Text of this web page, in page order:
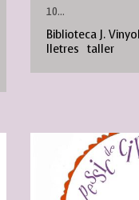
10...
Biblioteca J.
lletres taller